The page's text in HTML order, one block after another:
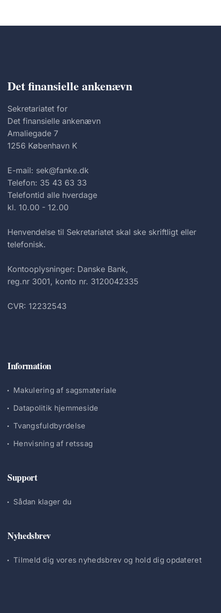
Det finansielle ankenævn
Sekretariatet for
Det finansielle ankenævn
Amaliegade 7
1256 København K
E-mail: sek@fanke.dk
Telefon: 35 43 63 33
Telefontid alle hverdage
kl. 10.00 - 12.00
Henvendelse til Sekretariatet skal ske skriftligt eller
telefonisk.
Kontooplysninger: Danske Bank,
reg.nr 3001, konto nr. 3120042335
CVR: 12232543
Information
Makulering af sagsmateriale
Datapolitik hjemmeside
Tvangsfuldbyrdelse
Henvisning af retssag
Support
Sådan klager du
Nyhedsbrev
Tilmeld dig vores nyhedsbrev og hold dig opdateret